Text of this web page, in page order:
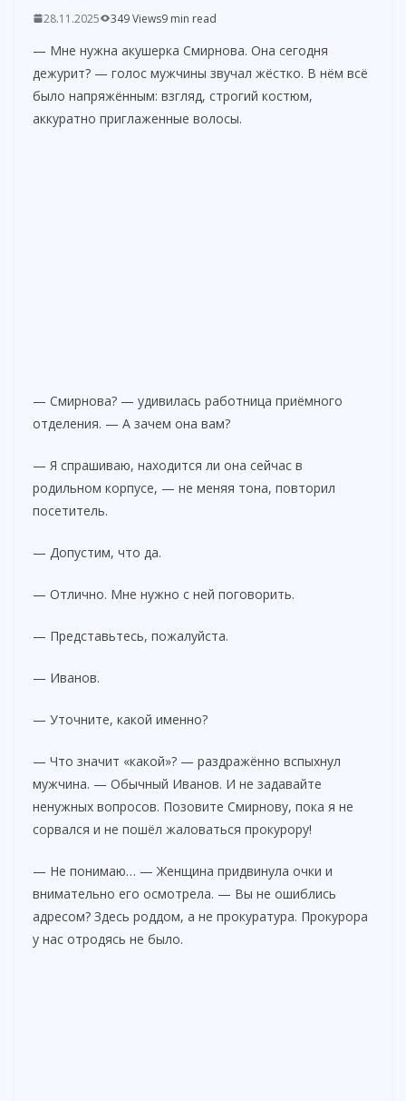
28.11.2025 349 Views9 min read
— Мне нужна акушерка Смирнова. Она сегодня
дежурит? — голос мужчины звучал жёстко. В нём всё
было напряжённым: взгляд, строгий костюм,
аккуратно приглаженные волосы.
— Смирнова? — удивилась работница приёмного
отделения. — А зачем она вам?
— Я спрашиваю, находится ли она сейчас в
родильном корпусе, — не меняя тона, повторил
посетитель.
— Допустим, что да.
— Отлично. Мне нужно с ней поговорить.
— Представьтесь, пожалуйста.
— Иванов.
— Уточните, какой именно?
— Что значит «какой»? — раздражённо вспыхнул
мужчина. — Обычный Иванов. И не задавайте
ненужных вопросов. Позовите Смирнову, пока я не
сорвался и не пошёл жаловаться прокурору!
— Не понимаю… — Женщина придвинула очки и
внимательно его осмотрела. — Вы не ошиблись
адресом? Здесь роддом, а не прокуратура. Прокурора
у нас отродясь не было.